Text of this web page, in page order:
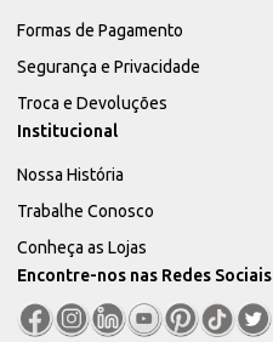
Formas de Pagamento
Segurança e Privacidade
Troca e Devoluções
Institucional
Nossa História
Trabalhe Conosco
Conheça as Lojas
Encontre-nos nas Redes Sociais